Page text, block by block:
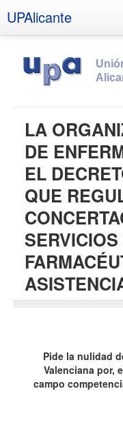
UPAlicante
Socios
Estatutos
Documentos
Boletines
UPSANA
PROA
Contacto
LA
DE
EL
QUE
Pide la nulidad
Valenciana por,
campo